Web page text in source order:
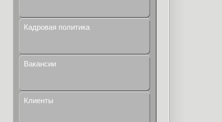
Кадровая политика
Вакансии
Клиенты